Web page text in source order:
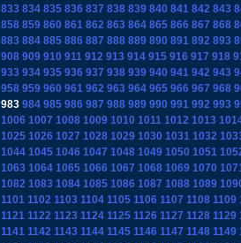
833 834 835 836 837 838 839 840 841 842 843
858 859 860 861 862 863 864 865 866 867 868
883 884 885 886 887 888 889 890 891 892 893
908 909 910 911 912 913 914 915 916 917 918
933 934 935 936 937 938 939 940 941 942 943
958 959 960 961 962 963 964 965 966 967 968
983 984 985 986 987 988 989 990 991 992 993
1006 1007 1008 1009 1010 1011 1012 1013
1025 1026 1027 1028 1029 1030 1031 1032
1044 1045 1046 1047 1048 1049 1050 1051
1063 1064 1065 1066 1067 1068 1069 1070
1082 1083 1084 1085 1086 1087 1088 1089
1101 1102 1103 1104 1105 1106 1107 1108 1109
1121 1122 1123 1124 1125 1126 1127 1128 1129
1141 1142 1143 1144 1145 1146 1147 1148 1149